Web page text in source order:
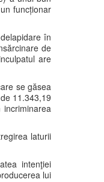
funcționar
în
de
are
se găsea
11.343,19
laturii
intenţiei
lui